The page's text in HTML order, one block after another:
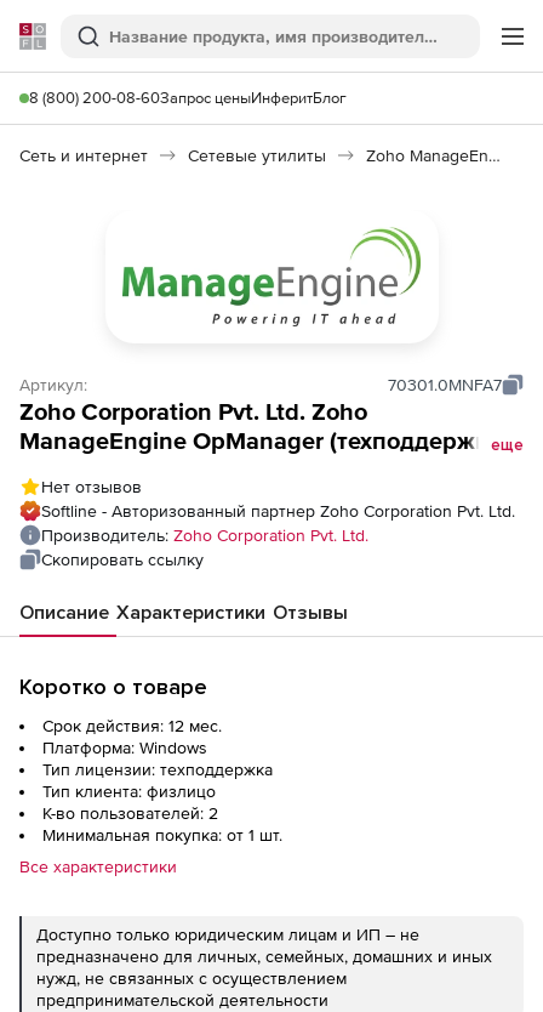
Softline
Поиск
8 (800) 200-08-60Запрос ценыИнферитБлог
Сеть и интернет Сетевые утилиты Zoho ManageEngine OpManager
Артикул: 70301.0MNFA7
Zoho Corporation Pvt. Ltd. Zoho
ManageEngine OpManager (техподдержка
for 1000 NFA Interfaces Pack with 2 Users
еще
Нет отзывов
Softline - Авторизованный партнер Zoho Corporation Pvt. Ltd.
Производитель: Zoho Corporation Pvt. Ltd.
Скопировать ссылку
Описание Характеристики Отзывы
Коротко о товаре
Срок действия: 12 мес.
Платформа: Windows
Тип лицензии: техподдержка
Тип клиента: физлицо
К-во пользователей: 2
Минимальная покупка: от 1 шт.
Все характеристики
Доступно только юридическим лицам и ИП – не
предназначено для личных, семейных, домашних и иных
нужд, не связанных с осуществлением
предпринимательской деятельности